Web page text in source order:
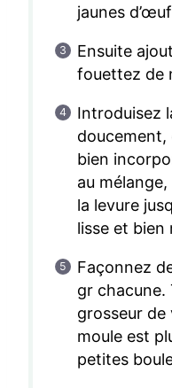
jaunes
Ensuite
fouettez de
Introduisez
doucement,
bien
au
la levure
lisse et bien
Façonnez
gr chacune.
grosseur
moule est
petites